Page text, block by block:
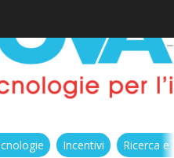
Incentivi Ricerca